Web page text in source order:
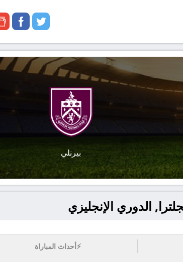
twitter
facebook
google
بيرنلي
⚡أحداث المباراة